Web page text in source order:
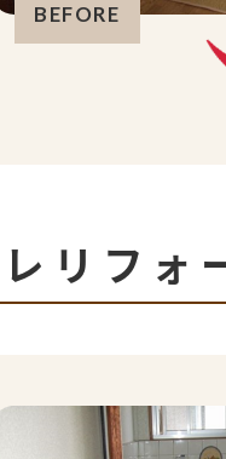
BEFORE
リフォ